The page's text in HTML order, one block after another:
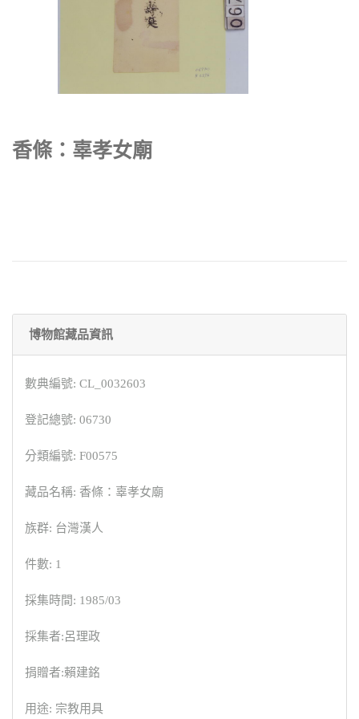
香條：辜孝女廟
博物館藏品資訊
數典編號: CL_0032603
登記總號: 06730
分類編號: F00575
藏品名稱: 香條：辜孝女廟
族群: 台灣漢人
件數: 1
採集時間: 1985/03
採集者:呂理政
捐贈者:賴建銘
用途: 宗教用具